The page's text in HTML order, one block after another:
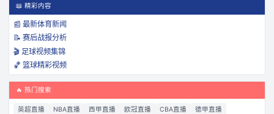
📖 精彩内容
📰 最新体育新闻
📝 赛后战报分析
🎬 足球视频集锦
🏀 篮球精彩视频
🔥 热门搜索
英超直播 NBA直播 西甲直播 欧冠直播 CBA直播 德甲直播